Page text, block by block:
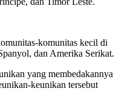
komunitas kecil di
dan Amerika Serikat.
yang membedakannya
keunikan tersebut